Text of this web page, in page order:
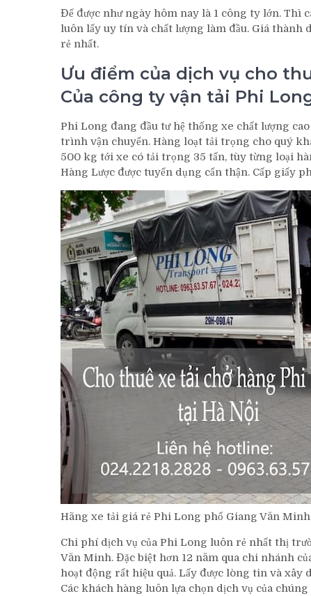
Để được như ngày hôm nay là 1 công ty lớn. Thì
luôn lấy uy tín và chất lượng làm đầu. Giá thành
rẻ nhất.
Ưu điểm của dịch vụ cho
Của công ty vận tải Phi
Phi Long đang đầu tư hệ thống xe chất lượng
trình vận chuyển. Hàng loạt tải trọng cho quý
500 kg tới xe có tải trọng 35 tấn, tùy từng loại
Hàng Lược được tuyển dụng cẩn thận. Cấp giấy
Hãng xe tải giá rẻ Phi Long phố Giang Văn Minh
Chi phí dịch vụ của Phi Long luôn rẻ nhất thị
Văn Minh. Đặc biệt hơn 12 năm qua chi nhánh
hoạt động rất hiệu quả. Lấy được lòng tin và
Các khách hàng luôn lựa chọn dịch vụ của